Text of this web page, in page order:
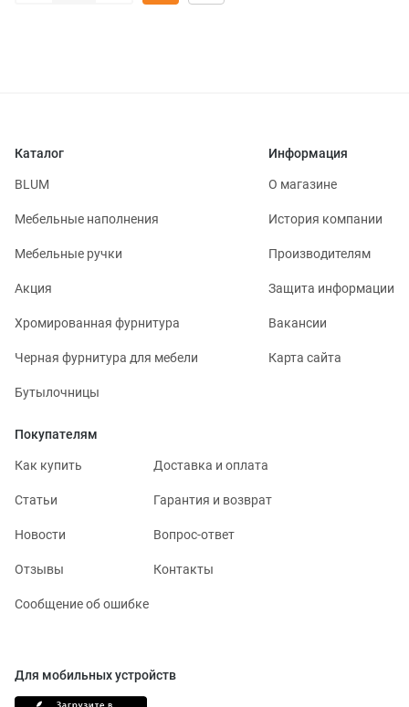
Каталог
BLUM
Мебельные наполнения
Мебельные ручки
Акция
Хромированная фурнитура
Черная фурнитура для мебели
Бутылочницы
Информация
О магазине
История компании
Производителям
Защита информации
Вакансии
Карта сайта
Покупателям
Как купить Доставка и оплата
Статьи Гарантия и возврат
Новости Вопрос-ответ
Отзывы Контакты
Сообщение об ошибке
Для мобильных устройств